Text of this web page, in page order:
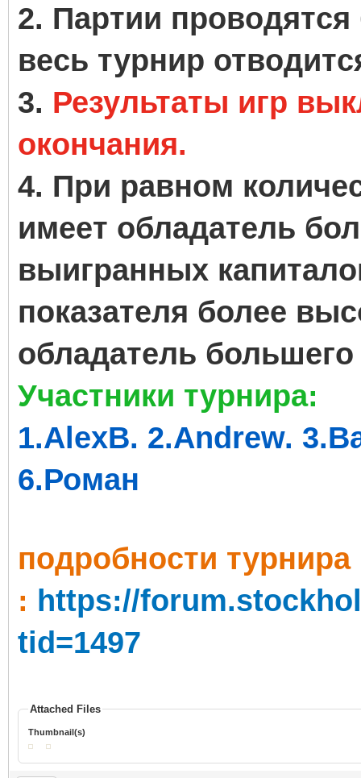
2. Партии
весь турнир
3. Результаты игр
окончания.
4. При равном
имеет обладатель
выигранных
показателя более
обладатель большего
Участники турнира:
1.AlexB. 2.Andrew.
6.Роман
пoдробности турнира
: https://
tid=1497
Attached Files
Thumbnail(s)